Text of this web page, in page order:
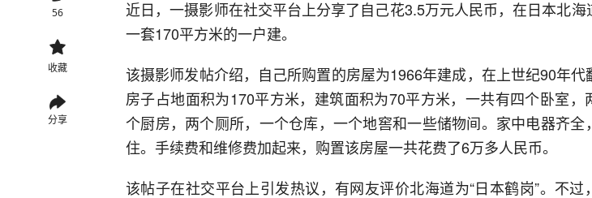
56
收藏
分享
近日，一摄影师在社交平台上分享了自己花3.5万元人民币，在日本北海
一套170平方米的一户建。
该摄影师发帖介绍，自己所购置的房屋为1966年建成，在上世纪90年代
房子占地面积为170平方米，建筑面积为70平方米，一共有四个卧室，
个厨房，两个厕所，一个仓库，一个地窖和一些储物间。家中电器齐全
住。手续费和维修费加起来，购置该房屋一共花费了6万多人民币。
该帖子在社交平台上引发热议，有网友评价北海道为“日本鹤岗”。不过